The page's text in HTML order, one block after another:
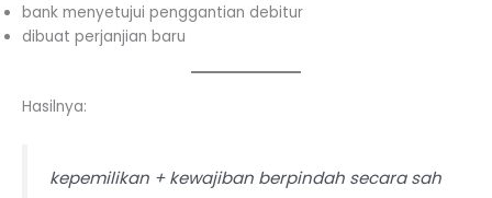
bank menyetujui penggantian debitur
dibuat perjanjian baru
Hasilnya:
kepemilikan + kewajiban berpindah secara sah